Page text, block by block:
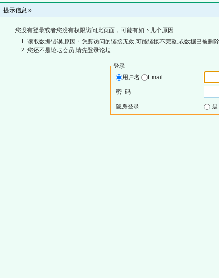
提示信息 »
您没有登录或者您没有权限访问此页面，可能有如下几个原因:
读取数据错误,原因：您要访问的链接无效,可能链接不完整,或数据已被删
您还不是论坛会员,请先登录论坛
登录
用户名
Email
密 码
隐身登录